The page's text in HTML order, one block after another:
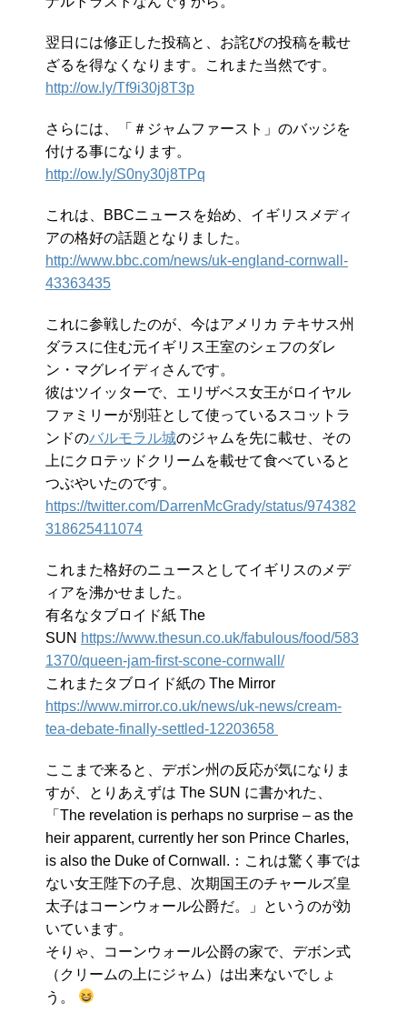
翌日には修正した投稿と、お詫びの投稿を載せ
ざるを得なくなります。これまた当然です。
http://ow.ly/Tf9i30j8T3p
さらには、「＃ジャムファースト」のバッジを
付ける事になります。
http://ow.ly/S0ny30j8TPq
これは、BBCニュースを始め、イギリスメディ
アの格好の話題となりました。
http://www.bbc.com/news/uk-england-cornwall-
43363435
これに参戦したのが、今はアメリカ テキサス州
ダラスに住む元イギリス王室のシェフのダレ
ン・マグレイディさんです。
彼はツイッターで、エリザベス女王がロイヤル
ファミリーが別荘として使っているスコットラ
ンドのバルモラル城のジャムを先に載せ、その
上にクロテッドクリームを載せて食べていると
つぶやいたのです。
https://twitter.com/DarrenMcGrady/status/974382
318625411074
これまた格好のニュースとしてイギリスのメデ
ィアを沸かせました。
有名なタブロイド紙 The
SUN https://www.thesun.co.uk/fabulous/food/583
1370/queen-jam-first-scone-cornwall/
これまたタブロイド紙の The Mirror
https://www.mirror.co.uk/news/uk-news/cream-
tea-debate-finally-settled-12203658
ここまで来ると、デボン州の反応が気になりま
すが、とりあえずは The SUN に書かれた、
「The revelation is perhaps no surprise – as the
heir apparent, currently her son Prince Charles,
is also the Duke of Cornwall.：これは驚く事では
ない女王陛下の子息、次期国王のチャールズ皇
太子はコーンウォール公爵だ。」というのが効
いています。
そりゃ、コーンウォール公爵の家で、デボン式
（クリームの上にジャム）は出来ないでしょ
う。